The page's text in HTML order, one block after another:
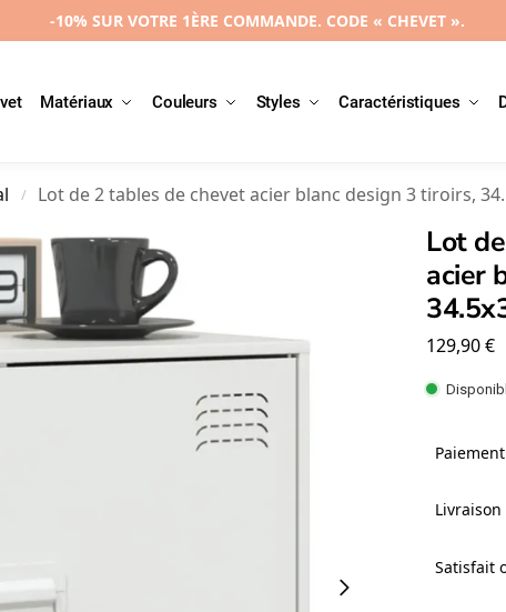
-10% SUR VOTRE 1ÈRE COMMANDE. CODE « CHEVET ».
Matériaux Couleurs Styles Caractéristiques
/ Lot de 2 tables de chevet acier blanc design 3 tiroirs,
Lot
acier
129,90€
Satisfait